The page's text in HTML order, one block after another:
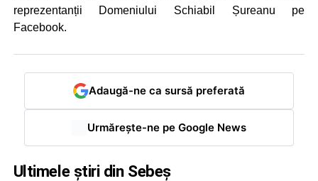
reprezentanții Domeniului Schiabil Șureanu pe
Facebook.
Adaugă-ne ca sursă preferată
Urmărește-ne pe Google News
Ultimele știri din Sebeș